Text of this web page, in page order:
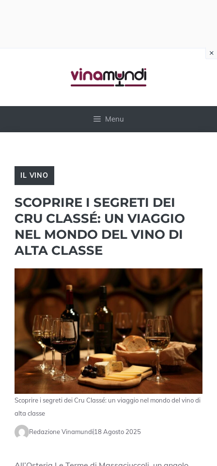
Menu
IL VINO
SCOPRIRE I SEGRETI DEI
CRU CLASSÉ: UN VIAGGIO
NEL MONDO DEL VINO DI
ALTA CLASSE
Scoprire i segreti dei Cru Classé: un viaggio nel mondo del vino di
alta classe
Redazione Vinamundi18 Agosto 2025
×